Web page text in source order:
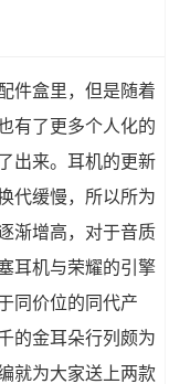
件盒里，但是随着
有了更多个人化的
出来。耳机的更新
代缓慢，所以所为
渐增高，对于音质
耳机与荣耀的引擎
同价位的同代产
的金耳朵行列颇为
就为大家送上两款